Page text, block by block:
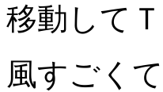
移動して
風すごく